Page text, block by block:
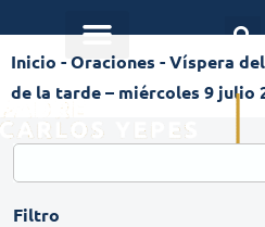
Inicio -Oraciones -Víspera
de la tarde – miércoles 9 julio
Filtro